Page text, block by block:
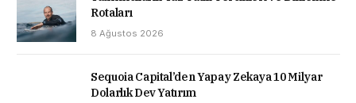
Rotaları
8 Ağustos 2026
Sequoia Capital’den Yapay Zekaya 10 Milyar
Dolarlık Dev Yatırım